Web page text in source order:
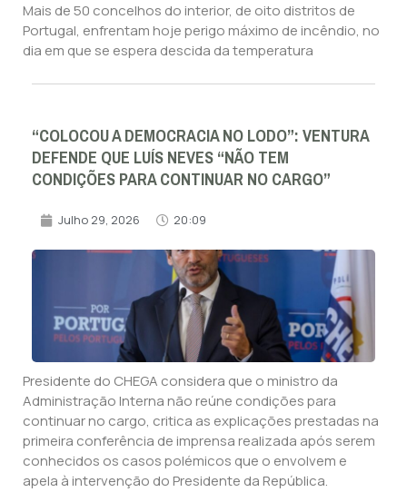
Mais de 50 concelhos do interior, de oito distritos de
Portugal, enfrentam hoje perigo máximo de incêndio, no
dia em que se espera descida da temperatura
“COLOCOU A DEMOCRACIA NO LODO”: VENTURA
DEFENDE QUE LUÍS NEVES “NÃO TEM
CONDIÇÕES PARA CONTINUAR NO CARGO”
Julho 29, 2026 20:09
Presidente do CHEGA considera que o ministro da
Administração Interna não reúne condições para
continuar no cargo, critica as explicações prestadas na
primeira conferência de imprensa realizada após serem
conhecidos os casos polémicos que o envolvem e
apela à intervenção do Presidente da República.